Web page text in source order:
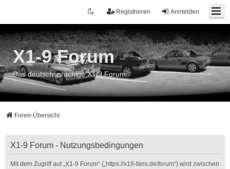
Anmelden
Registrieren
X1-9 Forum
Das deutschsprachige X1/9 Forum
Foren-Übersicht
X1-9 Forum - Nutzungsbedingungen
Mit dem Zugriff auf „X1-9 Forum“ („https://x19-fans.de/forum“) wird zwischen